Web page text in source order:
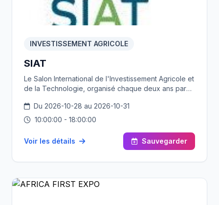
INVESTISSEMENT AGRICOLE
SIAT
Le Salon International de l'Investissement Agricole et
de la Technologie, organisé chaque deux ans par
agricoles et de la pêche, et un carrefour où se
rencontrent producteurs agricoles, pêcheurs,
fournisseurs et chercheurs. Il offre une palette de
manifestations répondant aux attentes des
Du 2026-10-28 au 2026-10-31
10:00:00 - 18:00:00
Voir les détails Sauvegarder